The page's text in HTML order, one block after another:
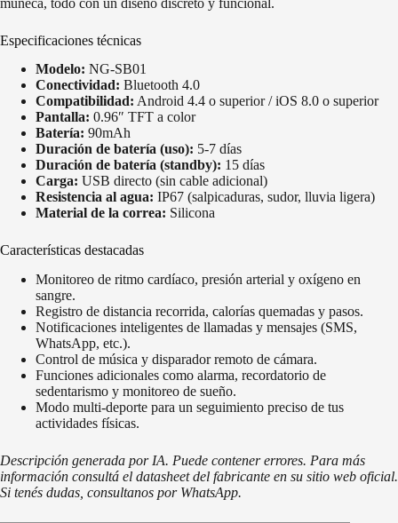
Especificaciones técnicas
Modelo: NG-SB01
Conectividad: Bluetooth 4.0
Compatibilidad: Android 4.4 o superior / iOS 8.0 o superior
Pantalla: 0.96″ TFT a color
Batería: 90mAh
Duración de batería (uso): 5-7 días
Duración de batería (standby): 15 días
Carga: USB directo (sin cable adicional)
Resistencia al agua: IP67 (salpicaduras, sudor, lluvia ligera)
Material de la correa: Silicona
Características destacadas
Monitoreo de ritmo cardíaco, presión arterial y oxígeno en
sangre.
Registro de distancia recorrida, calorías quemadas y pasos.
Notificaciones inteligentes de llamadas y mensajes (SMS,
WhatsApp, etc.).
Control de música y disparador remoto de cámara.
Funciones adicionales como alarma, recordatorio de
sedentarismo y monitoreo de sueño.
Modo multi-deporte para un seguimiento preciso de tus
actividades físicas.
Descripción generada por IA. Puede contener errores. Para más
información consultá el datasheet del fabricante en su sitio web oficial.
Si tenés dudas, consultanos por WhatsApp.